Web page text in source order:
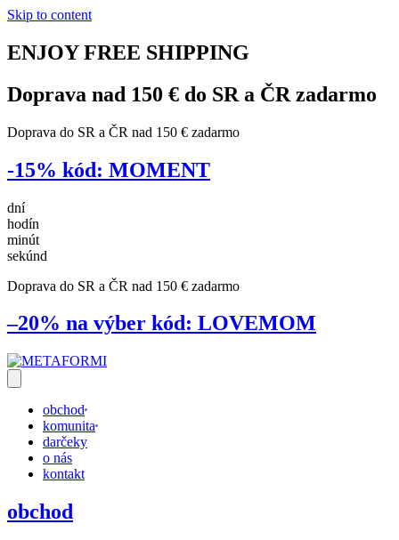
Skip to content
ENJOY FREE SHIPPING
Doprava nad 150 € do SR a ČR zadarmo
Doprava do SR a ČR nad 150 € zadarmo
-15% kód: MOMENT
dní
hodín
minút
sekúnd
Doprava do SR a ČR nad 150 € zadarmo
–20% na výber kód: LOVEMOM
obchod
komunita
darčeky
o nás
kontakt
obchod